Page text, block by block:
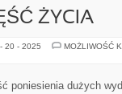
ŻYCIA
20 - 2025
MOŻLIWOŚĆ
poniesienia dużych